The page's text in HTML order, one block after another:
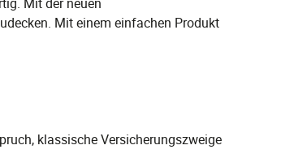
Mit einem einfachen Produkt
klassische Versicherungszweige